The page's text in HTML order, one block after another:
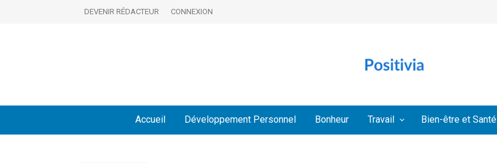
DEVENIR RÉDACTEUR CONNEXION
Accueil Développement Personnel Bonheur Travail Bien-être et Santé